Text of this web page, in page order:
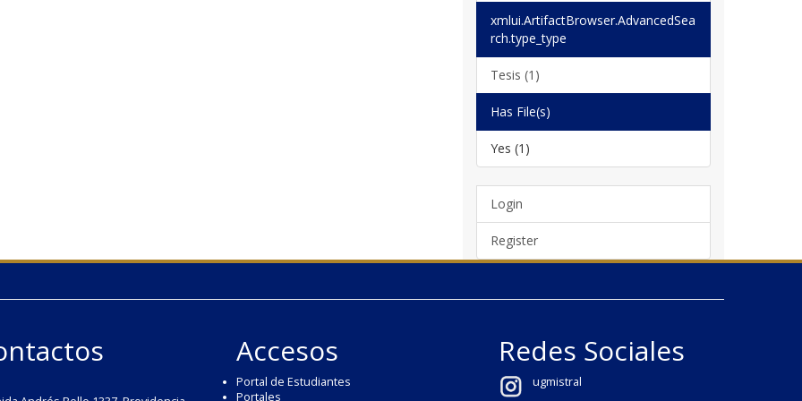
xmlui.ArtifactBrowser.AdvancedSea
rch.type_type
Tesis (1)
Has File(s)
Yes (1)
Login
Register
Accesos
Portal de Estudiantes
Portales
Redes Sociales
ugmistral